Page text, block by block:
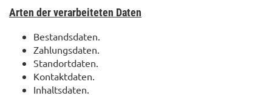
Arten der verarbeiteten Daten
Bestandsdaten.
Zahlungsdaten.
Standortdaten.
Kontaktdaten.
Inhaltsdaten.